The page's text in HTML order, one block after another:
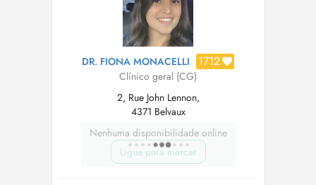
DR. FIONA MONACELLI 1712
Clínico geral (CG)
2, Rue John Lennon,
4371 Belvaux
Nenhuma disponibilidade online
Ligue para marcar